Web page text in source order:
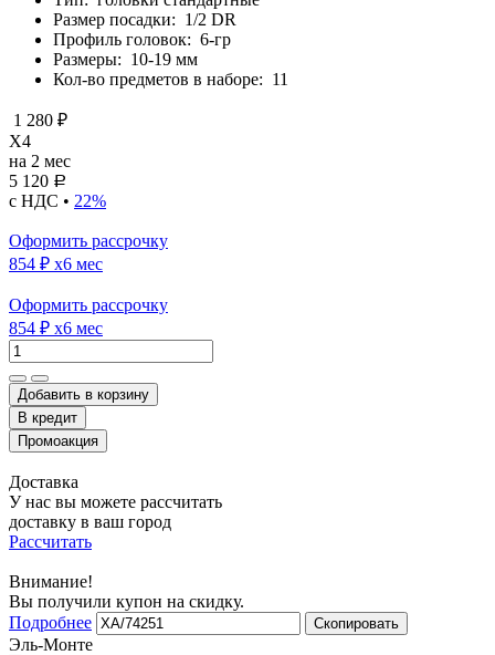
Размер посадки: 1/2 DR
Профиль головок: 6-гр
Размеры: 10-19 мм
Кол-во предметов в наборе: 11
1 280 ₽
X4
на 2 мес
5 120 Р
с НДС • 22%
Оформить рассрочку
854 ₽ x6 мес
Оформить рассрочку
854 ₽ x6 мес
Добавить в корзину
Доставка
У нас вы можете рассчитать
доставку в ваш город
Рассчитать
Внимание!
Вы получили купон на скидку.
Подробнее
Скопировать
Эль-Монте